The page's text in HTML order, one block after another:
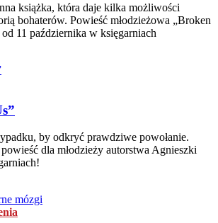
książka, która daje kilka możliwości
bohaterów. Powieść młodzieżowa „Broken
11 października w księgarniach
by odkryć prawdziwe powołanie.
dla młodzieży autorstwa Agnieszki